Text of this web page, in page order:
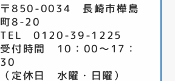
〒850-0034 長崎市樺島
町8-20
TEL 0120-39-1225
受付時間 10：00～17：
30
（定休日 水曜・日曜）